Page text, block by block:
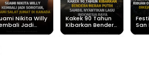
Nikita Willy
Jadi
Kakek 90 Tahun
Kibarkan Bendera
San